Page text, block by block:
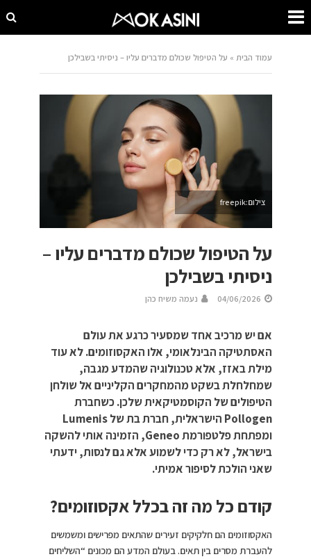
עמוד הבית » על הטיפול שכולם מדברים עליו – ניסיתי בשבילכן
צילום:freepik
על הטיפול שכולם מדברים עליו –
ניסיתי בשבילכן
04/06/2026 נעמה משיח כהן
אם יש מרכיב אחד שמסעיר כרגע את עולם
האסתטיקה הבינלאומי, אלו האקסוזומים. לא עוד
מילת באזז, אלא טכנולוגיה שהמדע מגבה,
שמחלחלת בשקט מהמחקרים הקליניים אל שולחן
הטיפולים של הקוסמטיקאית שלכן. כשחברת
Pollogen הישראלית, חברת בת של Lumenis
ומפתחת פלטפורמת Geneo, הזמינה אותי להשקה
בישראל, לא רק כדי לשמוע אלא גם לנסות, ידעתי
שאני הולכת לסיפור אמיתי.
קודם כל מה זה בכלל אקסוזומים?
האקסוזומים הם חלקיקים זעירים שהתאים מפרישים ומשמשים
להעברת מסרים בין תאים. בעולם המדע הם מכונים “השליחים